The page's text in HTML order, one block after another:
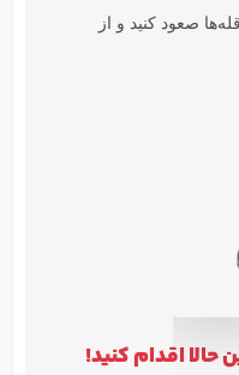
صعود کنید و از
اقدام کنید!